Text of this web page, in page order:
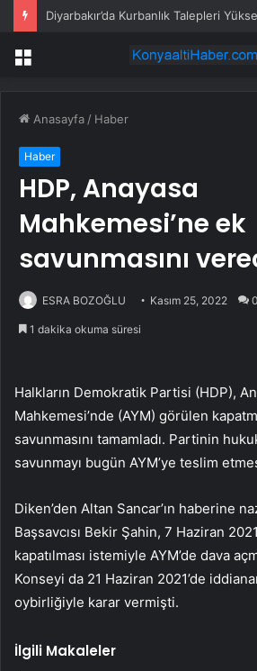
Diyarbakır’da Kurbanlık Talepleri
Menü
Anasayfa / Haber
Haber
HDP, Anayasa
Mahkemesi’ne ek
savunmasını
ESRA BOZOĞLU Kasım 25, 2022 0
1 dakika okuma süresi
Halkların Demokratik Partisi (HDP),
Mahkemesi’nde (AYM) görülen
savunmasını tamamladı. Partinin
savunmayı bugün AYM’ye teslim
Diken’den Altan Sancar’ın haberine
Başsavcısı Bekir Şahin, 7 Haziran
kapatılması istemiyle AYM’de dava
Konseyi da 21 Haziran 2021’de
oybirliğiyle karar vermişti.
İlgili Makaleler